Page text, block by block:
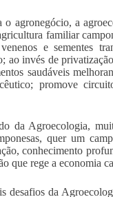
o agronegócio, a
familiar
e sementes
ao invés de
saudáveis
promove
da Agroecologia,
quer um
conhecimento
que rege a economia
desafios da